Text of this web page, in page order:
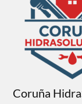
Coruña